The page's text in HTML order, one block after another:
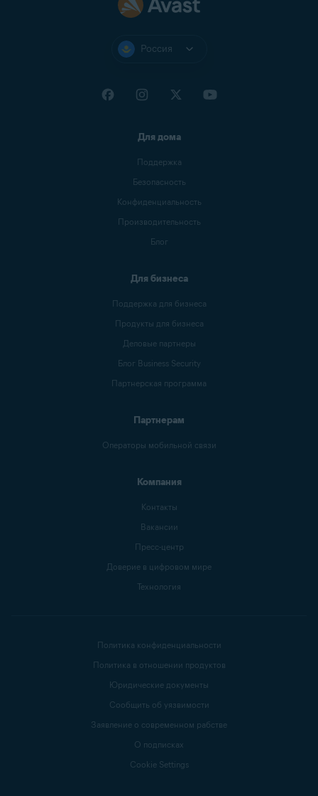
Россия
Для дома
Поддержка
Безопасность
Конфиденциальность
Производительность
Блог
Для бизнеса
Поддержка для бизнеса
Продукты для бизнеса
Деловые партнеры
Блог Business Security
Партнерская программа
Партнерам
Операторы мобильной связи
Компания
Контакты
Вакансии
Пресс-центр
Доверие в цифровом мире
Технология
Политика конфиденциальности
Политика в отношении продуктов
Юридические документы
Сообщить об уязвимости
Заявление о современном рабстве
О подписках
Cookie Settings